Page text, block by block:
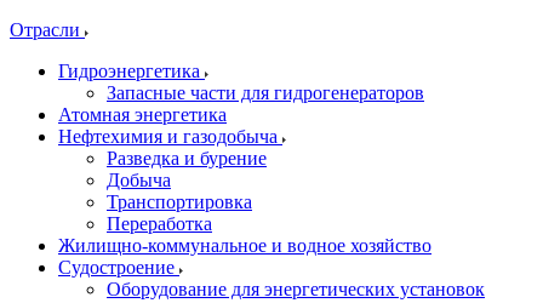
Отрасли
Гидроэнергетика
Запасные части для гидрогенераторов
Атомная энергетика
Нефтехимия и газодобыча
Разведка и бурение
Добыча
Транспортировка
Переработка
Жилищно-коммунальное и водное хозяйство
Судостроение
Оборудование для энергетических установок